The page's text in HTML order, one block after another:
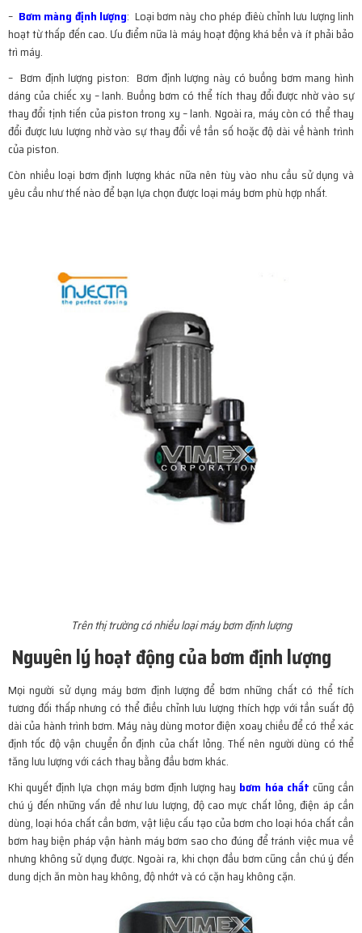
– Bơm màng định lượng: Loại bơm này cho phép điêù chỉnh lưu lượng linh
hoạt từ thấp đến cao. Ưu điểm nữa là máy hoạt động khá bền và ít phải bảo
trì máy.
– Bơm định lượng piston: Bơm định lượng này có buồng bơm mang hình
dáng của chiếc xy – lanh. Buồng bơm có thể tích thay đổi được nhờ vào sự
thay đổi tịnh tiến của piston trong xy – lanh. Ngoài ra, máy còn có thể thay
đổi được lưu lượng nhờ vào sự thay đổi về tần số hoặc độ dài về hành trình
của piston.
Còn nhiều loại bơm định lượng khác nữa nên tùy vào nhu cầu sử dụng và
yêu cầu như thế nào để bạn lựa chọn được loại máy bơm phù hợp nhất.
Trên thị trường có nhiều loại máy bơm định lượng
Nguyên lý hoạt động của bơm định lượng
Mọi người sử dụng máy bơm định lượng để bơm những chất có thể tích
tương đối thấp nhưng có thể điều chỉnh lưu lượng thích hợp với tần suất độ
dài của hành trình bơm. Máy này dùng motor điện xoay chiều để có thể xác
định tốc độ vận chuyển ổn định của chất lỏng. Thế nên người dùng có thể
tăng lưu lượng với cách thay bằng đầu bơm khác.
Khi quyết định lựa chọn máy bơm định lượng hay bơm hóa chất cũng cần
chú ý đến những vấn đề như lưu lượng, độ cao mực chất lỏng, điện áp cần
dùng, loại hóa chất cần bơm, vật liệu cấu tạo của bơm cho loại hóa chất cần
bơm hay biện pháp vận hành máy bơm sao cho đúng để tránh việc mua về
nhưng không sử dụng được. Ngoài ra, khi chọn đầu bơm cũng cần chú ý đến
dung dịch ăn mòn hay không, độ nhớt và có cặn hay không cặn.